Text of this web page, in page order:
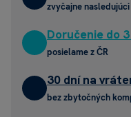
zvyčajne
Doručenie do
posielame z ČR
30 dní na
bez zbytočných